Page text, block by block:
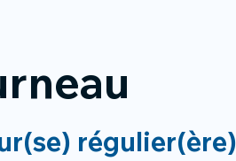
régulier(ère)